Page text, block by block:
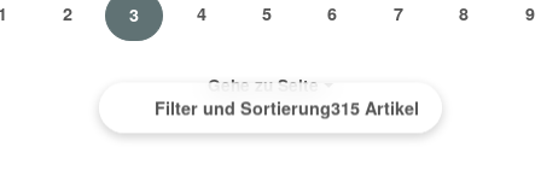
Filter und Sortierung315 Artikel
2 3 4 5 6 7 8 9
Gehe zu Seite